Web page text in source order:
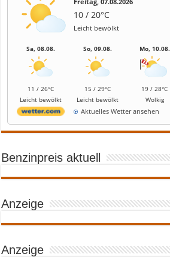
10 / 20°C
Leicht bewölkt
Sa, 08.08.
11 / 26°C
Leicht bewölkt
So, 09.08.
15 / 29°C
Leicht bewölkt
Mo, 10.08.
19 / 28°C
Wolkig
Aktuelles Wetter ansehen
Benzinpreis aktuell
Anzeige
Anzeige